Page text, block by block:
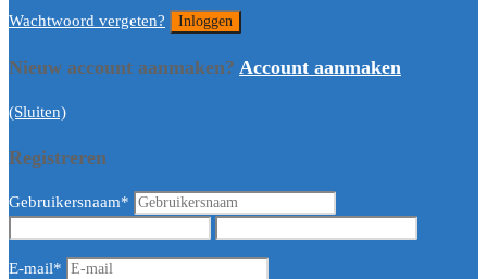
Wachtwoord vergeten?
Nieuw account aanmaken? Account aanmaken
(Sluiten)
Registreren
Gebruikersnaam*
E-mail*